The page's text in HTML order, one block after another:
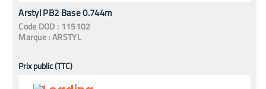
Arstyl PB2 Base 0.744m
Code DOD : 115102
Marque :ARSTYL
Prix public (TTC)